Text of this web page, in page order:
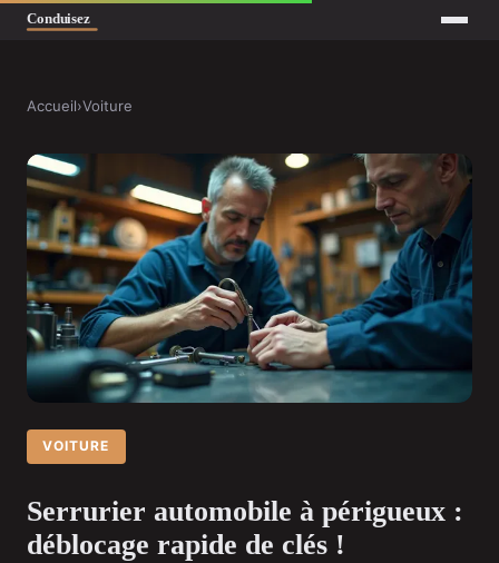
Accueil›Voiture
VOITURE
Serrurier automobile à périgueux :
déblocage rapide de clés !